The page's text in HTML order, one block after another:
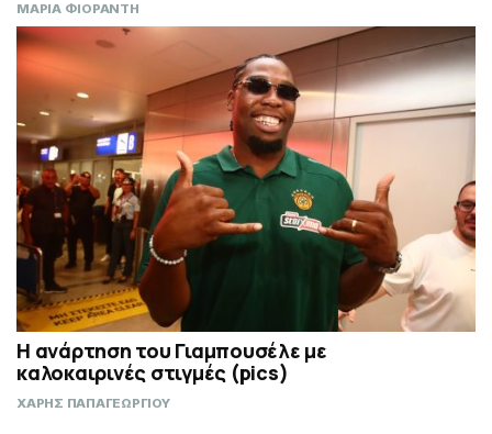
ΜΑΡΙΑ ΦΙΟΡΑΝΤΗ
Η ανάρτηση του Γιαμπουσέλε με
καλοκαιρινές στιγμές (pics)
ΧΑΡΗΣ ΠΑΠΑΓΕΩΡΓΙΟΥ